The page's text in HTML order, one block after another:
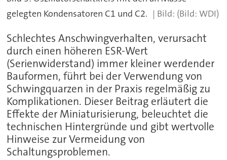
gelegten Kondensatoren C1 und C2.
(Bild: WDI)
Schlechtes Anschwingverhalten, verursacht
durch einen höheren ESR-Wert
(Serienwiderstand) immer kleiner werdender
Bauformen, führt bei der Verwendung von
Schwingquarzen in der Praxis regelmäßig zu
Komplikationen. Dieser Beitrag erläutert die
Effekte der Miniaturisierung, beleuchtet die
technischen Hintergründe und gibt wertvolle
Hinweise zur Vermeidung von
Schaltungsproblemen.